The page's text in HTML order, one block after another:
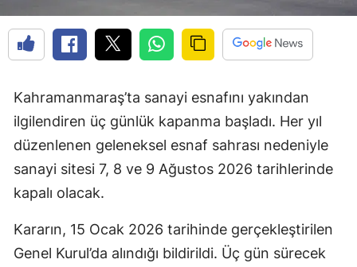
Kahramanmaraş’ta sanayi esnafını yakından
ilgilendiren üç günlük kapanma başladı. Her yıl
düzenlenen geleneksel esnaf sahrası nedeniyle
sanayi sitesi 7, 8 ve 9 Ağustos 2026 tarihlerinde
kapalı olacak.
Kararın, 15 Ocak 2026 tarihinde gerçekleştirilen
Genel Kurul’da alındığı bildirildi. Üç gün sürecek